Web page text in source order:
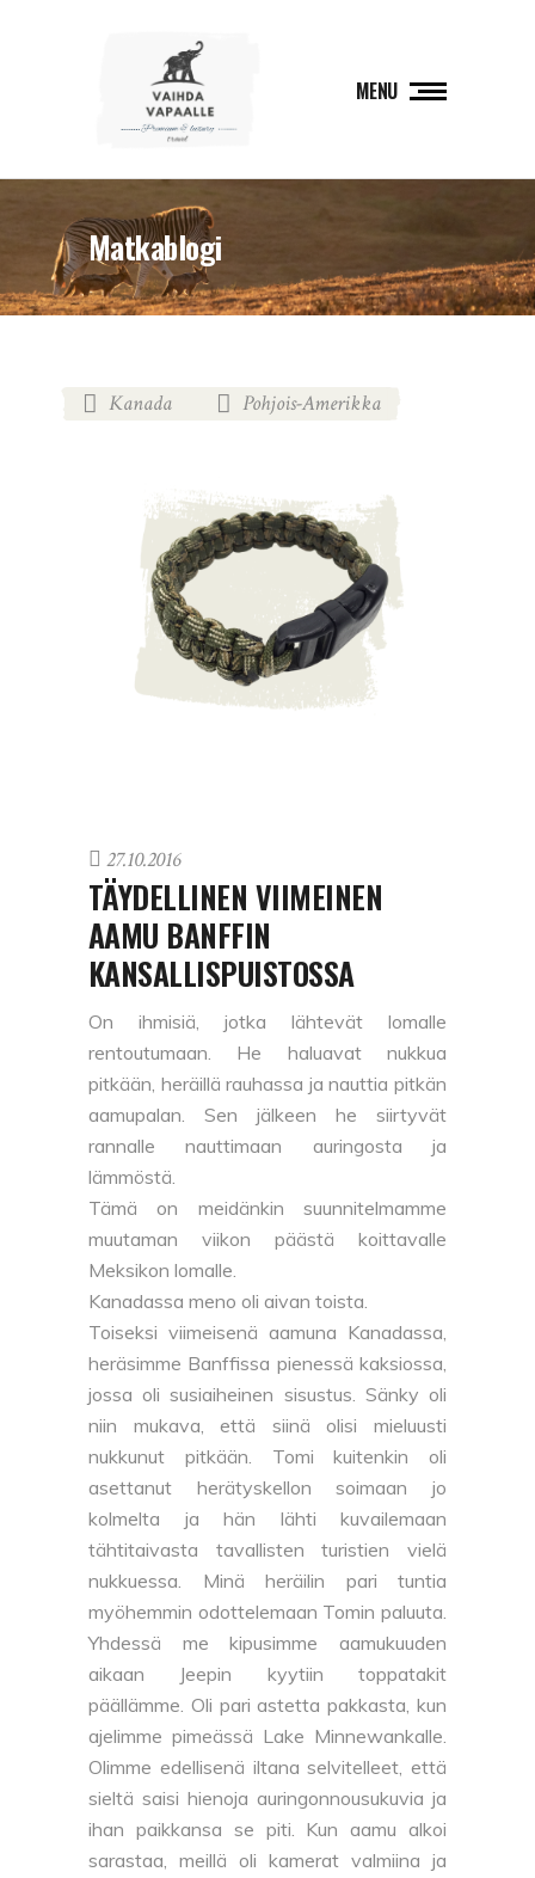
MENU
Matkablogi
Kanada Pohjois-Amerikka
27.10.2016
TÄYDELLINEN VIIMEINEN
AAMU BANFFIN
KANSALLISPUISTOSSA
On ihmisiä, jotka lähtevät lomalle
rentoutumaan. He haluavat nukkua
pitkään, heräillä rauhassa ja nauttia pitkän
aamupalan. Sen jälkeen he siirtyvät
rannalle nauttimaan auringosta ja
lämmöstä.
Tämä on meidänkin suunnitelmamme
muutaman viikon päästä koittavalle
Meksikon lomalle.
Kanadassa meno oli aivan toista.
Toiseksi viimeisenä aamuna Kanadassa,
heräsimme Banffissa pienessä kaksiossa,
jossa oli susiaiheinen sisustus. Sänky oli
niin mukava, että siinä olisi mieluusti
nukkunut pitkään. Tomi kuitenkin oli
asettanut herätyskellon soimaan jo
kolmelta ja hän lähti kuvailemaan
tähtitaivasta tavallisten turistien vielä
nukkuessa. Minä heräilin pari tuntia
myöhemmin odottelemaan Tomin paluuta.
Yhdessä me kipusimme aamukuuden
aikaan Jeepin kyytiin toppatakit
päällämme. Oli pari astetta pakkasta, kun
ajelimme pimeässä Lake Minnewankalle.
Olimme edellisenä iltana selvitelleet, että
sieltä saisi hienoja auringonnousukuvia ja
ihan paikkansa se piti. Kun aamu alkoi
sarastaa, meillä oli kamerat valmiina ja